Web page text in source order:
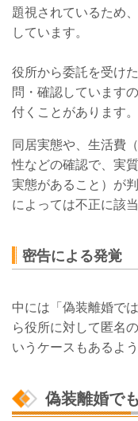
題視されているため
しています。
役所から委託を受け
問・確認しています
付くことがあります。
同居実態や、生活費
性などの確認で、実
実態があること）が
によっては不正に該
密告による発覚
中には「偽装離婚で
ら役所に対して匿名
いうケースもあるよう
偽装離婚で